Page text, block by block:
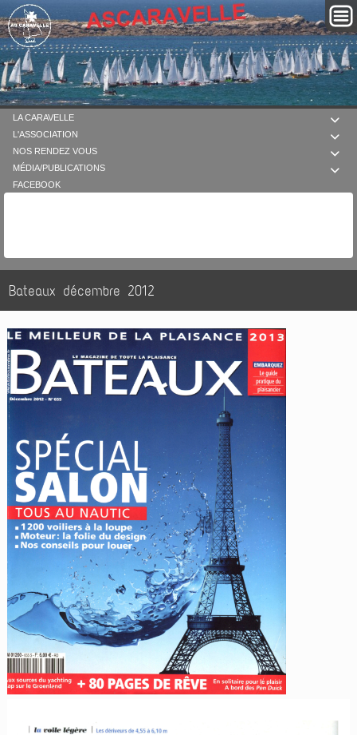

LA CARAVELLE

L'ASSOCIATION

NOS RENDEZ VOUS

MÉDIA/PUBLICATIONS
FACEBOOK
Bateaux décembre 2012